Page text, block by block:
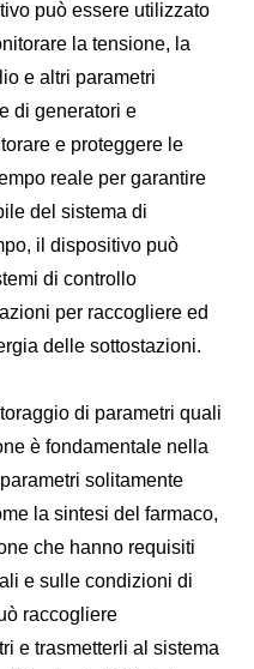
può essere utilizzato
la tensione, la
e altri parametri
di generatori e
e proteggere le
reale per garantire
del sistema di
il dispositivo può
di controllo
per raccogliere ed
delle sottostazioni.
di parametri quali
è fondamentale nella
solitamente
la sintesi del farmaco,
che hanno requisiti
e sulle condizioni di
raccogliere
e trasmetterli al sistema